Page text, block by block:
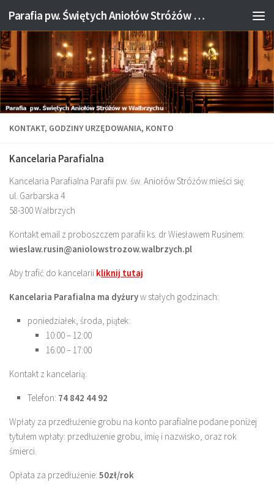
Przejdź do treści Parafia pw. Świętych Aniołów Stróżów w Wałbrzychu
KONTAKT, GODZINY URZĘDOWANIA, KONTO
Kancelaria Parafialna
Kancelaria Parafialna Parafii pw. św. Aniołów Stróżów mieści się:
ul. Garbarska 4
58-300 Wałbrzych
Kontakt email z proboszczem parafii ks. dr Wiesławem Rusinem:
wieslaw.rusin@aniolowstrozow.walbrzych.pl
Aby trafić do kancelarii kliknij tutaj
Kancelaria Parafialna ma dyżuryw stałych godzinach:
poniedziałek, środa, piątek:
10:00 – 12:00
16:00 – 17:00
Kontakt z kancelarią:
Telefon: 74 842 44 92
Wpłaty za przedłużenie grobu na konto parafialne podane poniżej
tytułem wpłaty: przedłużenie grobu, imię i nazwisko, oraz rok
śmierci.
Opłata za przedłużenie: 50zł/rok